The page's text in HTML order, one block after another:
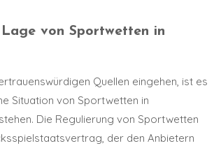
von Sportwetten in
Quellen eingehen, ist es
Situation von Sportwetten in
Die Regulierung von Sportwetten
der den Anbietern